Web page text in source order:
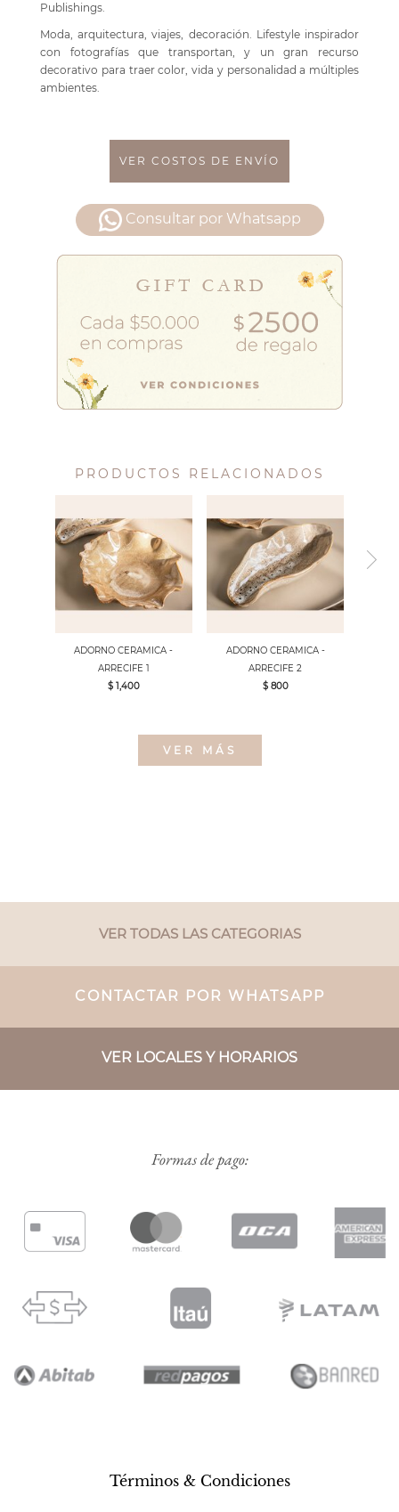
Publishings.
Moda, arquitectura, viajes, decoración. Lifestyle inspirador
con fotografías que transportan, y un gran recurso
decorativo para traer color, vida y personalidad a múltiples
ambientes.
VER COSTOS DE ENVÍO
Consultar por Whatsapp
PRODUCTOS RELACIONADOS
ADORNO CERAMICA -
ARRECIFE 1
$ 1,400
ADORNO CERAMICA -
ARRECIFE 2
$ 800
VER MÁS
VER TODAS LAS CATEGORIAS
CONTACTAR POR WHATSAPP
VER LOCALES Y HORARIOS
Formas de pago:
Términos & Condiciones